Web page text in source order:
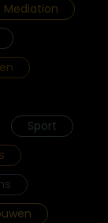
Mediation
Sport